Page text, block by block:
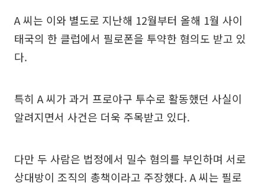
A 씨는 이와 별도로 지난해 12월부터 올해 1월 사이
태국의 한 클럽에서 필로폰을 투약한 혐의도 받고 있
다.
특히 A 씨가 과거 프로야구 투수로 활동했던 사실이
알려지면서 사건은 더욱 주목받고 있다.
다만 두 사람은 법정에서 밀수 혐의를 부인하며 서로
상대방이 조직의 총책이라고 주장했다. A 씨는 필로